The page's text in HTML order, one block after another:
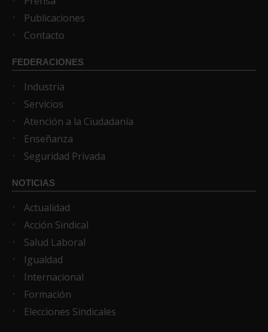
Publicaciones
Contacto
FEDERACIONES
Industria
Servicios
Atención a la Ciudadanía
Enseñanza
Seguridad Privada
NOTICIAS
Actualidad
Acción Sindical
Salud Laboral
Igualdad
Internacional
Formación
Elecciones Sindicales